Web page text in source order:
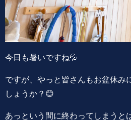
今日も暑いですね💦
ですが、やっと皆さんもお盆休み
しょうか？😊
あっという間に終わってしまうと